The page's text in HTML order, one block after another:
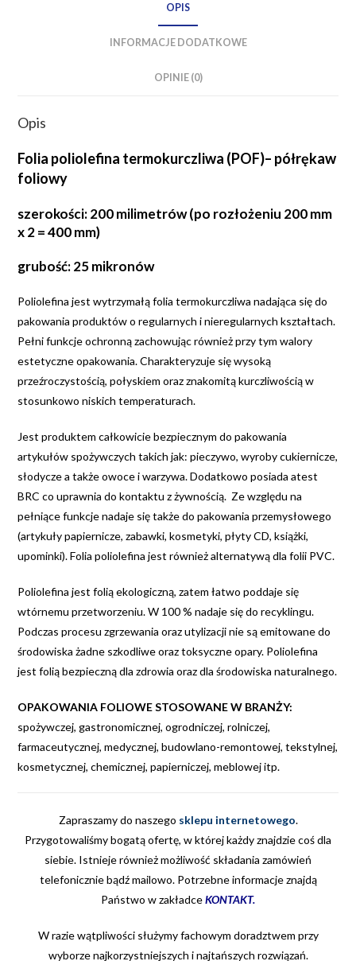
OPIS
INFORMACJE DODATKOWE
OPINIE (0)
Opis
Folia poliolefina termokurczliwa (POF)– półrękaw
foliowy
szerokości: 200 milimetrów (po rozłożeniu 200 mm
x 2 = 400 mm)
grubość: 25 mikronów
Poliolefina jest wytrzymałą folia termokurczliwa nadająca się do
pakowania produktów o regularnych i nieregularnych kształtach.
Pełni funkcje ochronną zachowując również przy tym walory
estetyczne opakowania. Charakteryzuje się wysoką
przeźroczystością, połyskiem oraz znakomitą kurczliwością w
stosunkowo niskich temperaturach.
Jest produktem całkowicie bezpiecznym do pakowania
artykułów spożywczych takich jak: pieczywo, wyroby cukiernicze,
słodycze a także owoce i warzywa. Dodatkowo posiada atest
BRC co uprawnia do kontaktu z żywnością. Ze względu na
pełniące funkcje nadaje się także do pakowania przemysłowego
(artykuły papiernicze, zabawki, kosmetyki, płyty CD, książki,
upominki). Folia poliolefina jest również alternatywą dla folii PVC.
Poliolefina jest folią ekologiczną, zatem łatwo poddaje się
wtórnemu przetworzeniu. W 100 % nadaje się do recyklingu.
Podczas procesu zgrzewania oraz utylizacji nie są emitowane do
środowiska żadne szkodliwe oraz toksyczne opary. Poliolefina
jest folią bezpieczną dla zdrowia oraz dla środowiska naturalnego.
OPAKOWANIA FOLIOWE STOSOWANE W BRANŻY:
spożywczej, gastronomicznej, ogrodniczej, rolniczej,
farmaceutycznej, medycznej, budowlano-remontowej, tekstylnej,
kosmetycznej, chemicznej, papierniczej, meblowej itp.
Zapraszamy do naszego sklepu internetowego.
Przygotowaliśmy bogatą ofertę, w której każdy znajdzie coś dla
siebie. Istnieje również możliwość składania zamówień
telefonicznie bądź mailowo. Potrzebne informacje znajdą
Państwo w zakładceKONTAKT.
W razie wątpliwości służymy fachowym doradztwem przy
wyborze najkorzystniejszych i najtańszych rozwiązań.